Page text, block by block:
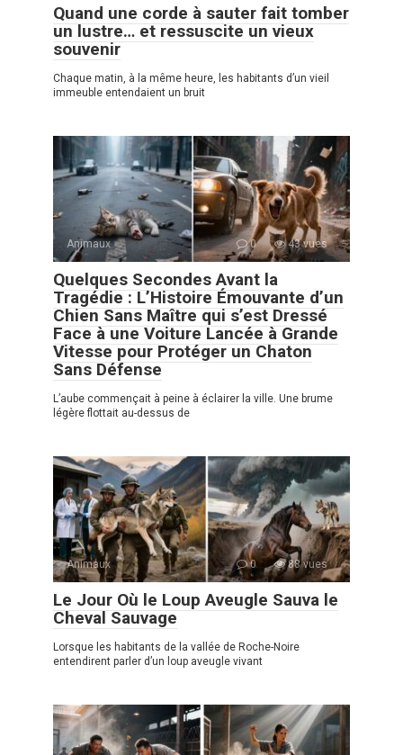
Quand une corde à sauter fait tomber
un lustre… et ressuscite un vieux
souvenir
Chaque matin, à la même heure, les habitants d’un vieil
immeuble entendaient un bruit
Animaux 0 43 vues
Quelques Secondes Avant la
Tragédie : L’Histoire Émouvante d’un
Chien Sans Maître qui s’est Dressé
Face à une Voiture Lancée à Grande
Vitesse pour Protéger un Chaton
Sans Défense
L’aube commençait à peine à éclairer la ville. Une brume
légère flottait au-dessus de
Animaux 0 88 vues
Le Jour Où le Loup Aveugle Sauva le
Cheval Sauvage
Lorsque les habitants de la vallée de Roche-Noire
entendirent parler d’un loup aveugle vivant